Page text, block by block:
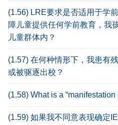
(1.56) LRE要求是否适用于学
障儿童提供任何学前教育，我
儿童群体内？
(1.57) 在何种情形下，我患有
或被驱逐出校？
(1.58) What is a
(1.59) 如果我不同意表现确定